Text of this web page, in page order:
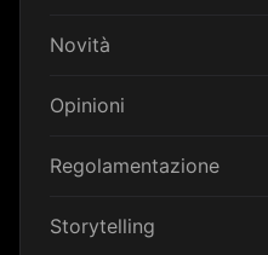
Novità
Opinioni
Regolamentazione
Storytelling